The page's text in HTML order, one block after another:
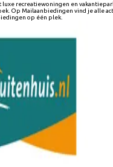
recreatiewoningen en
Op Mailaanbiedingen vind je alle
op één plek.